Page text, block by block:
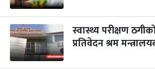
४
बुध कार्तिक ४, २०८३ Oct 21, 2026
५
बिहि
पापा‌ङ्कुशा एकादशी व्रत
कार्तिक ५, २०८३
स्वास्थ्य परीक्षण
प्रतिवेदन श्रम